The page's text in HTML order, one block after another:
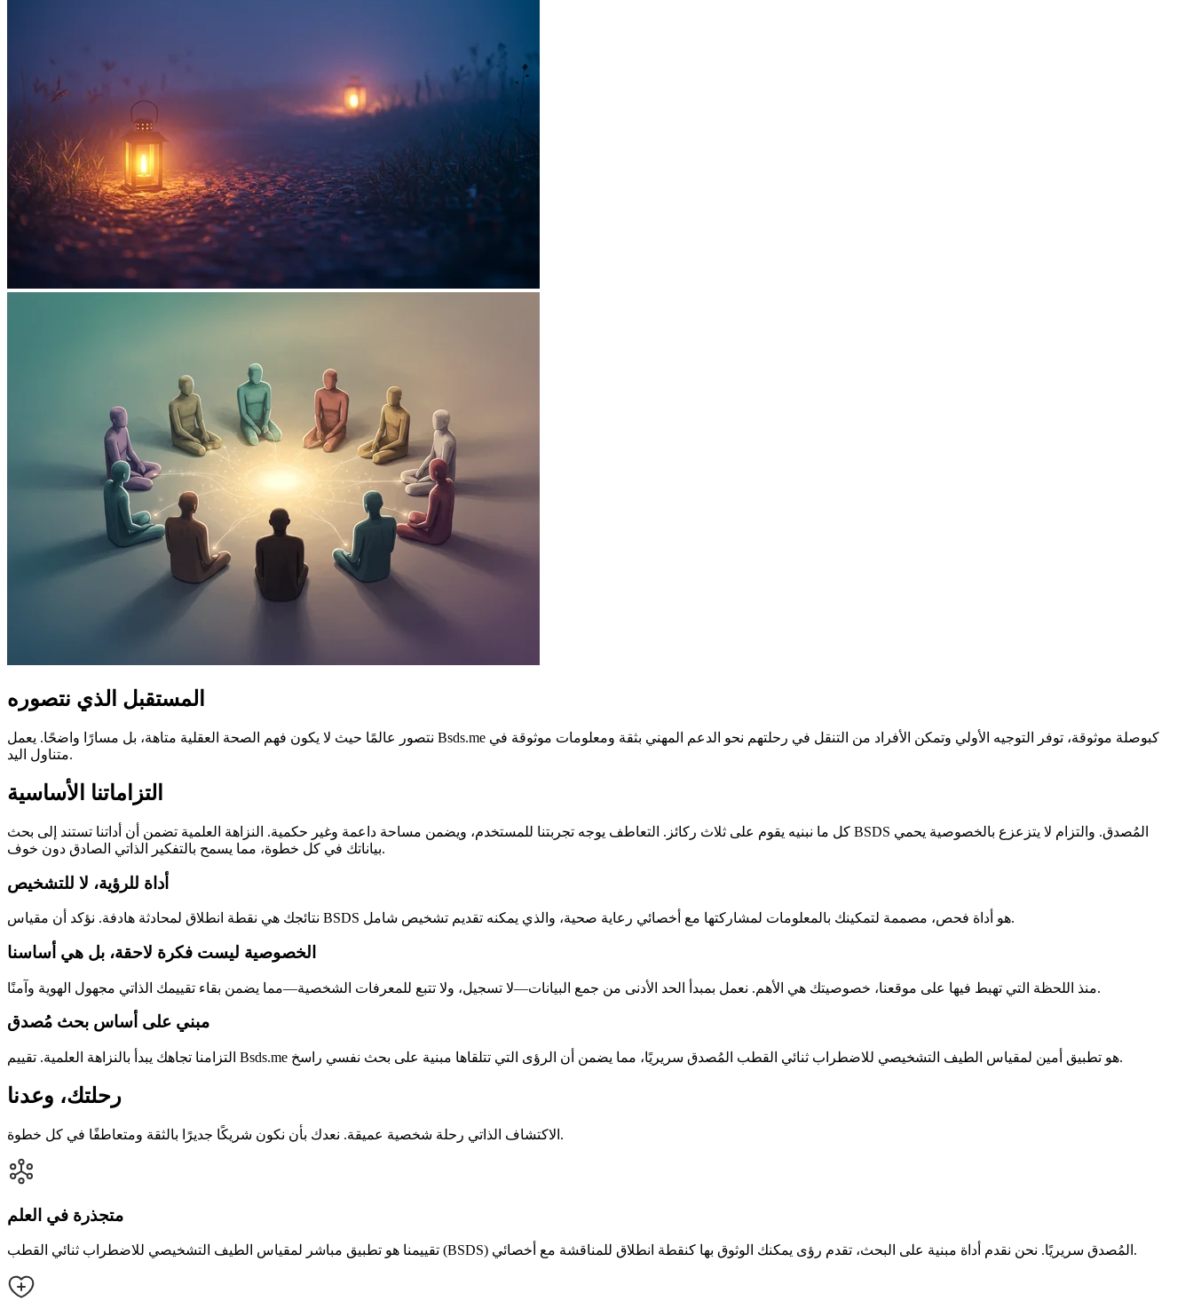
المستقبل الذي نتصوره
نتصور عالمًا حيث لا يكون فهم الصحة العقلية متاهة، بل مسارًا واضحًا. يعمل Bsds.me كبوصلة موثوقة، توفر التوجيه الأولي وتمكن الأفراد من التنقل في رحلتهم نحو الدعم المهني بثقة ومعلومات موثوقة في
متناول اليد.
التزاماتنا الأساسية
كل ما نبنيه يقوم على ثلاث ركائز. التعاطف يوجه تجربتنا للمستخدم، ويضمن مساحة داعمة وغير حكمية. النزاهة العلمية تضمن أن أداتنا تستند إلى بحث BSDS المُصدق. والتزام لا يتزعزع بالخصوصية يحمي
بياناتك في كل خطوة، مما يسمح بالتفكير الذاتي الصادق دون خوف.
أداة للرؤية، لا للتشخيص
نتائجك هي نقطة انطلاق لمحادثة هادفة. نؤكد أن مقياس BSDS هو أداة فحص، مصممة لتمكينك بالمعلومات لمشاركتها مع أخصائي رعاية صحية، والذي يمكنه تقديم تشخيص شامل.
الخصوصية ليست فكرة لاحقة، بل هي أساسنا
منذ اللحظة التي تهبط فيها على موقعنا، خصوصيتك هي الأهم. نعمل بمبدأ الحد الأدنى من جمع البيانات—لا تسجيل، ولا تتبع للمعرفات الشخصية—مما يضمن بقاء تقييمك الذاتي مجهول الهوية وآمنًا.
مبني على أساس بحث مُصدق
التزامنا تجاهك يبدأ بالنزاهة العلمية. تقييم Bsds.me هو تطبيق أمين لمقياس الطيف التشخيصي للاضطراب ثنائي القطب المُصدق سريريًا، مما يضمن أن الرؤى التي تتلقاها مبنية على بحث نفسي راسخ.
رحلتك، وعدنا
الاكتشاف الذاتي رحلة شخصية عميقة. نعدك بأن نكون شريكًا جديرًا بالثقة ومتعاطفًا في كل خطوة.
متجذرة في العلم
تقييمنا هو تطبيق مباشر لمقياس الطيف التشخيصي للاضطراب ثنائي القطب (BSDS) المُصدق سريريًا. نحن نقدم أداة مبنية على البحث، تقدم رؤى يمكنك الوثوق بها كنقطة انطلاق للمناقشة مع أخصائي.